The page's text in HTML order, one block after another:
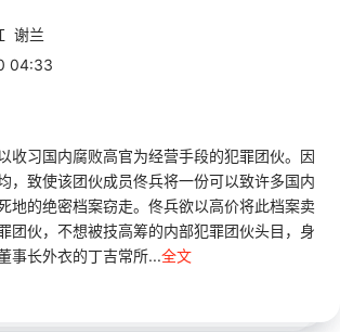
谢兰
04:33
习国内腐败高官为经营手段的犯罪团伙。因
，致使该团伙成员佟兵将一份可以致许多国内
地的绝密档案窃走。佟兵欲以高价将此档案卖
团伙，不想被技高筹的内部犯罪团伙头目，身
事长外衣的丁吉常所...全文